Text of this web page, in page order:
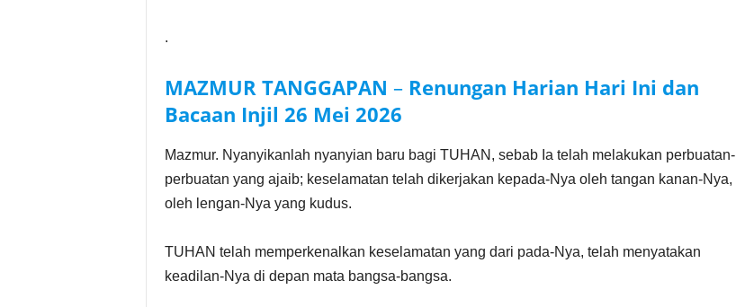
.
MAZMUR TANGGAPAN – Renungan Harian Hari Ini dan
Bacaan Injil 26 Mei 2026
Mazmur. Nyanyikanlah nyanyian baru bagi TUHAN, sebab Ia telah melakukan perbuatan-
perbuatan yang ajaib; keselamatan telah dikerjakan kepada-Nya oleh tangan kanan-Nya,
oleh lengan-Nya yang kudus.
TUHAN telah memperkenalkan keselamatan yang dari pada-Nya, telah menyatakan
keadilan-Nya di depan mata bangsa-bangsa.